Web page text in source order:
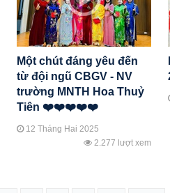
Một chút đáng yêu đến
từ đội ngũ CBGV - NV
trường MNTH Hoa Thuỷ
Tiên ❤️❤️❤️❤️❤️
12 Tháng Hai 2025
2.277 lượt xem